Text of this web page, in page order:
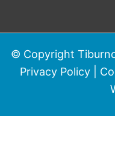
© Copyright
Privacy Policy|